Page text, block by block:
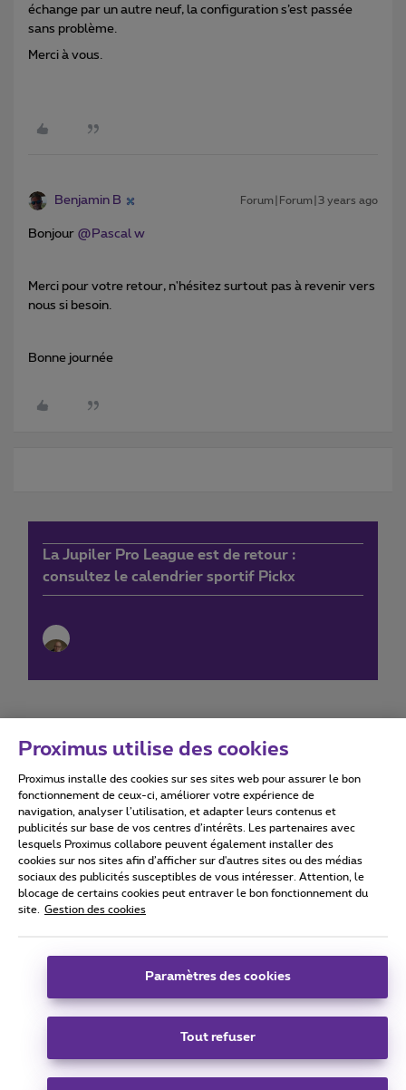
échange par un autre neuf, la configuration s’est passée
sans problème.
Merci à vous.
Benjamin B Forum|Forum|3 years ago
Bonjour @Pascal w
Merci pour votre retour, n'hésitez surtout pas à revenir vers
nous si besoin.
Bonne journée
La Jupiler Pro League est de retour :
consultez le calendrier sportif Pickx
Conditions d'utilisation Accessibility statement
Tous droits réservés. © 2026 Proximus
Conditions générales, info consommateur
Coordonnées de l’entreprise
Boulevard du Roi Albert II 27 - B-1030 Bruxelles.
Carrier & Wholesale Solutions
Proximus utilise des cookies
Proximus installe des cookies sur ses sites web pour assurer le bon
fonctionnement de ceux-ci, améliorer votre expérience de
navigation, analyser l’utilisation, et adapter leurs contenus et
publicités sur base de vos centres d’intérêts. Les partenaires avec
lesquels Proximus collabore peuvent également installer des
cookies sur nos sites afin d’afficher sur d'autres sites ou des médias
sociaux des publicités susceptibles de vous intéresser. Attention, le
blocage de certains cookies peut entraver le bon fonctionnement du
site.
Gestion des cookies
Paramètres des cookies
Tout refuser